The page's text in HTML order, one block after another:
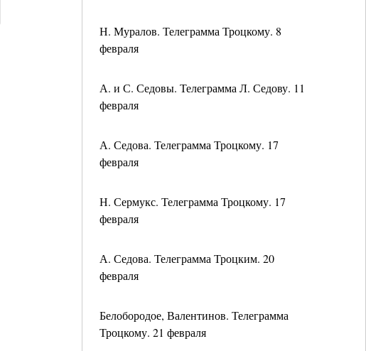
Н. Муралов. Телеграмма Троцкому. 8
февраля
А. и С. Седовы. Телеграмма Л. Седову. 11
февраля
А. Седова. Телеграмма Троцкому. 17
февраля
Н. Сермукс. Телеграмма Троцкому. 17
февраля
А. Седова. Телеграмма Троцким. 20
февраля
Белобородое, Валентинов. Телеграмма
Троцкому. 21 февраля